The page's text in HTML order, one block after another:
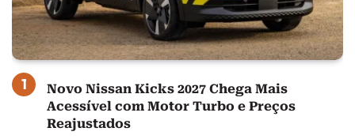
Novo Nissan Kicks 2027 Chega Mais
Acessível com Motor Turbo e Preços
Reajustados